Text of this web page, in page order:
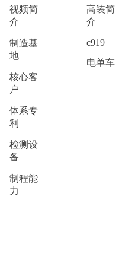
视频简
介
制造基
地
核心客
户
体系专
利
检测设
备
制程能
力
高装简
介
c919
电单车